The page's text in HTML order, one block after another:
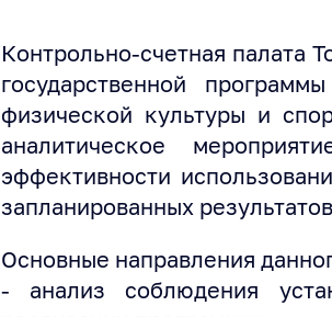
Контрольно-счетная палата
государственной
физической культуры и
аналитическое
эффективности
запланированных
Основные направления
- анализ соблюдения